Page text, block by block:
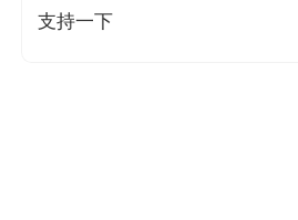
支持一下